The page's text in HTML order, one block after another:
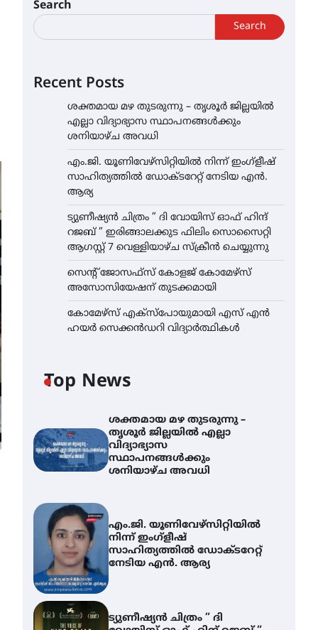
Search
Search
Recent Posts
ശക്തമായ മഴ തുടരുന്നു – തൃശൂർ ജില്ലയിൽ
എല്ലാ വിദ്യാഭ്യാസ സ്ഥാപനങ്ങൾക്കും
ശനിയാഴ്ച അവധി
എം.ജി. യൂണിവേഴ്‌സിറ്റിയിൽ നിന്ന് ഇംഗ്ളീഷ്
സാഹിത്യത്തിൽ ഡോക്ടറേറ്റ് നേടിയ എൻ.
ആര്യ
ട്യുണീഷ്യൻ ചിത്രം ” ദി വോയിസ് ഓഫ് ഹിന്ദ്
റജബ് ” ഇരിങ്ങാലക്കുട ഫിലിം സൊസൈറ്റി
ആഗസ്റ്റ് 7 വെള്ളിയാഴ്ച സ്‌ക്രീൻ ചെയ്യുന്നു
സെന്റ് ജോസഫ്സ് കോളജ് കോമേഴ്‌സ്
അസോസിയേഷന് തുടക്കമായി
കോമേഴ്സ് എക്സ്പോയുമായി എസ് എൻ
ഹയർ സെക്കൻഡറി വിദ്യാർത്ഥികൾ
Top News
ശക്തമായ മഴ തുടരുന്നു –
തൃശൂർ ജില്ലയിൽ എല്ലാ
വിദ്യാഭ്യാസ
സ്ഥാപനങ്ങൾക്കും
ശനിയാഴ്ച അവധി
എം.ജി. യൂണിവേഴ്‌സിറ്റിയിൽ
നിന്ന് ഇംഗ്ളീഷ്
സാഹിത്യത്തിൽ ഡോക്ടറേറ്റ്
നേടിയ എൻ. ആര്യ
ട്യുണീഷ്യൻ ചിത്രം ” ദി